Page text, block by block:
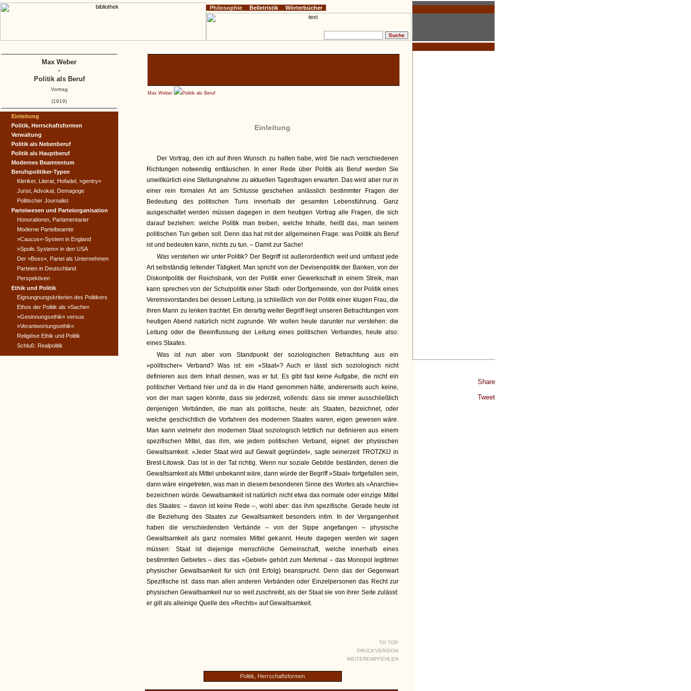
Share
Tweet
Max Weber Politik als Beruf
Einleitung
Der Vortrag, den ich auf Ihren Wunsch zu halten habe, wird Sie nach verschiedenen
Richtungen notwendig enttäuschen. In einer Rede über Politik als Beruf werden Sie
unwillkürlich eine Stellungnahme zu aktuellen Tagesfragen erwarten. Das wird aber nur in
einer rein formalen Art am Schlusse geschehen anlässlich bestimmter Fragen der
Bedeutung des politischen Tuns innerhalb der gesamten Lebensführung. Ganz
ausgeschaltet werden müssen dagegen in dem heutigen Vortrag alle Fragen, die sich
darauf beziehen: welche Politik man treiben, welche Inhalte, heißt das, man seinem
politischen Tun geben soll. Denn das hat mit der allgemeinen Frage: was Politik als Beruf
ist und bedeuten kann, nichts zu tun. – Damit zur Sache!
Was verstehen wir unter Politik? Der Begriff ist außerordentlich weit und umfasst jede
Art selbständig leitender Tätigkeit. Man spricht von der Devisenpolitik der Banken, von der
Diskontpolitik der Reichsbank, von der Politik einer Gewerkschaft in einem Streik, man
kann sprechen von der Schulpolitik einer Stadt- oder Dorfgemeinde, von der Politik eines
Vereinsvorstandes bei dessen Leitung, ja schließlich von der Politik einer klugen Frau, die
ihren Mann zu lenken trachtet. Ein derartig weiter Begriff liegt unseren Betrachtungen vom
heutigen Abend natürlich nicht zugrunde. Wir wollen heute darunter nur verstehen: die
Leitung oder die Beeinflussung der Leitung eines politischen Verbandes, heute also:
eines Staates.
Was ist nun aber vom Standpunkt der soziologischen Betrachtung aus ein
»politischer« Verband? Was ist: ein »Staat«? Auch er lässt sich soziologisch nicht
definieren aus dem Inhalt dessen, was er tut. Es gibt fast keine Aufgabe, die nicht ein
politischer Verband hier und da in die Hand genommen hätte, andererseits auch keine,
von der man sagen könnte, dass sie jederzeit, vollends: dass sie immer ausschließlich
denjenigen Verbänden, die man als politische, heute: als Staaten, bezeichnet, oder
welche geschichtlich die Vorfahren des modernen Staates waren, eigen gewesen wäre.
Man kann vielmehr den modernen Staat soziologisch letztlich nur definieren aus einem
spezifischen Mittel, das ihm, wie jedem politischen Verband, eignet: der physischen
Gewaltsamkeit. »Jeder Staat wird auf Gewalt gegründet«, sagte seinerzeit TROTZKIJ in
Brest-Litowsk. Das ist in der Tat richtig. Wenn nur soziale Gebilde beständen, denen die
Gewaltsamkeit als Mittel unbekannt wäre, dann würde der Begriff »Staat« fortgefallen sein,
dann wäre eingetreten, was man in diesem besonderen Sinne des Wortes als »Anarchie«
bezeichnen würde. Gewaltsamkeit ist natürlich nicht etwa das normale oder einzige Mittel
des Staates: – davon ist keine Rede –, wohl aber: das ihm spezifische. Gerade heute ist
die Beziehung des Staates zur Gewaltsamkeit besonders intim. In der Vergangenheit
haben die verschiedensten Verbände – von der Sippe angefangen – physische
Gewaltsamkeit als ganz normales Mittel gekannt. Heute dagegen werden wir sagen
müssen: Staat ist diejenige menschliche Gemeinschaft, welche innerhalb eines
bestimmten Gebietes – dies: das »Gebiet« gehört zum Merkmal – das Monopol legitimer
physischer Gewaltsamkeit für sich (mit Erfolg) beansprucht. Denn das der Gegenwart
Spezifische ist: dass man allen anderen Verbänden oder Einzelpersonen das Recht zur
physischen Gewaltsamkeit nur so weit zuschreibt, als der Staat sie von ihrer Seite zulässt:
er gilt als alleinige Quelle des »Rechts« auf Gewaltsamkeit.
TO TOP
DRUCKVERSION
WEITEREMPFEHLEN
Politik, Herrschaftsformen
Einleitung
Politik, Herrschaftsformen
Verwaltung
Politik als Nebenberuf
Politik als Hauptberuf
Modernes Beamtentum
Berufspolitiker-Typen
Kleriker, Literat, Hofadel, »gentry«
Jurist, Advokat, Demagoge
Politischer Journalist
Parteiwesen und Parteiorganisation
Honoratioren, Parlamentarier
Moderne Parteibeamte
»Caucus«-System in England
»Spoils System« in den USA
Der »Boss«, Partei als Unternehmen
Parteien in Deutschland
Perspektiven
Ethik und Politik
Eignungnungskriterien des Politikers
Ethos der Politik als »Sache«
»Gesinnungsethik« versus
»Verantwortungsethik«
Religiöse Ethik und Politik
Schluß: Realpolitik
Philosophie Belletristik Wörterbücher
Max Weber
-
Politik als Beruf
Vortrag
(1919)